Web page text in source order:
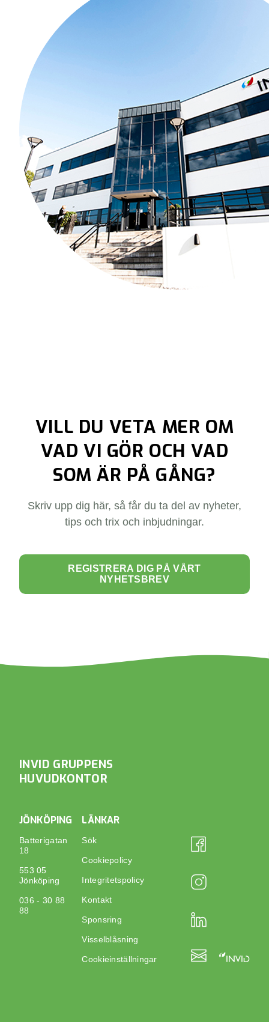
VILL DU VETA MER OM
VAD VI GÖR OCH VAD
SOM ÄR PÅ GÅNG?
Skriv upp dig här, så får du ta del av nyheter,
tips och trix och inbjudningar.
REGISTRERA DIG PÅ VÅRT
NYHETSBREV
INVID GRUPPENS
HUVUDKONTOR
JÖNKÖPING
Batterigatan
18
553 05
Jönköping
036 - 30 88
88
LÄNKAR
Sök
Cookiepolicy
Integritetspolicy
Kontakt
Sponsring
Visselblåsning
Cookieinställningar